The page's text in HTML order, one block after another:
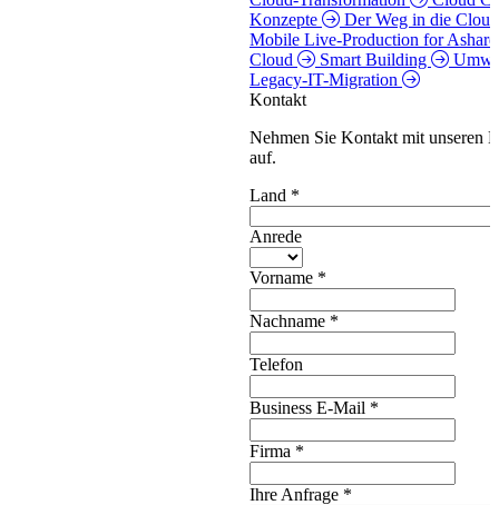
Konzepte
Der Weg in die
Mobile Live-Production for
Cloud
Smart Building
Legacy-IT-Migration
Kontakt
Nehmen Sie Kontakt mit unseren
auf.
Land *
Anrede
Vorname *
Nachname *
Telefon
Business E-Mail *
Firma *
Ihre Anfrage *